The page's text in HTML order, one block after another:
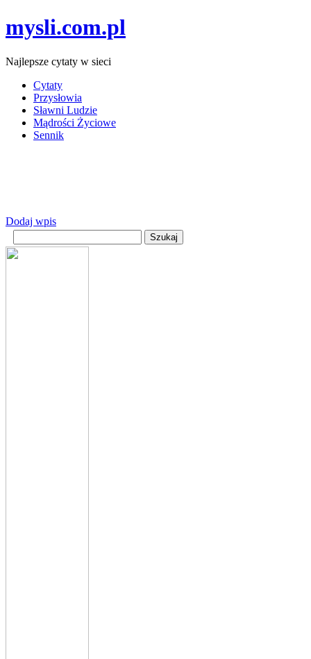
mysli.com.pl
Najlepsze cytaty w sieci
Cytaty
Przysłowia
Sławni Ludzie
Mądrości Życiowe
Sennik
Dodaj wpis